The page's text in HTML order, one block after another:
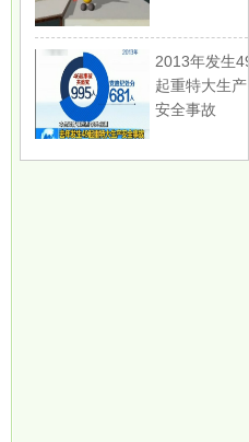
2013年发生49
起重特大生产
安全事故